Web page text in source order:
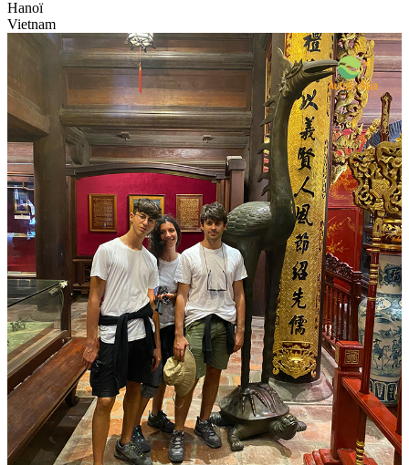
Hanoï
Vietnam